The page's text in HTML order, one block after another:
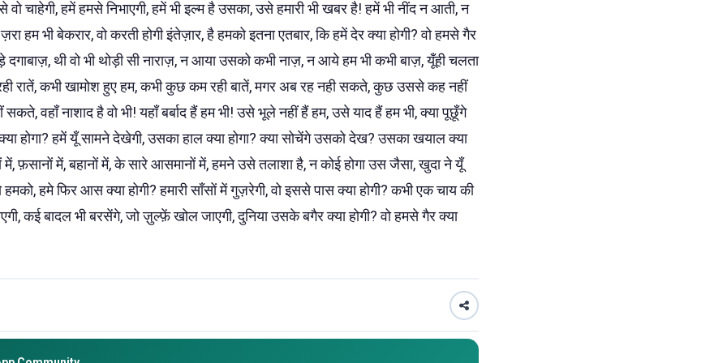
वो चाहेगी, हमें हमसे निभाएगी, हमें भी इल्म है उसका, उसे हमारी भी खबर है! हमें भी नींद न आती, न
हम भी बेकरार, वो करती होगी इंतेज़ार, है हमको इतना एतबार, कि हमें देर क्या होगी? वो हमसे गैर
दगाबाज़, थी वो भी थोड़ी सी नाराज़, न आया उसको कभी नाज़, न आये हम भी कभी बाज़, यूँही चलता
रातें, कभी खामोश हुए हम, कभी कुछ कम रही बातें, मगर अब रह नही सकते, कुछ उससे कह नहीं
वहाँ नाशाद है वो भी! यहाँ बर्बाद हैं हम भी! उसे भूले नहीं हैं हम, उसे याद हैं हम भी, क्या पूछूँगे
होगा? हमें यूँ सामने देखेगी, उसका हाल क्या होगा? क्या सोचेंगे उसको देख? उसका खयाल क्या
फ़सानों में, बहानों में, के सारे आसमानों में, हमने उसे तलाशा है, न कोई होगा उस जैसा, खुदा ने यूँ
हमको, हमे फिर आस क्या होगी? हमारी साँसों में गुज़रेगी, वो इससे पास क्या होगी? कभी एक चाय की
कई बादल भी बरसेंगे, जो ज़ुल्फ़ें खोल जाएगी, दुनिया उसके बगैर क्या होगी? वो हमसे गैर क्या